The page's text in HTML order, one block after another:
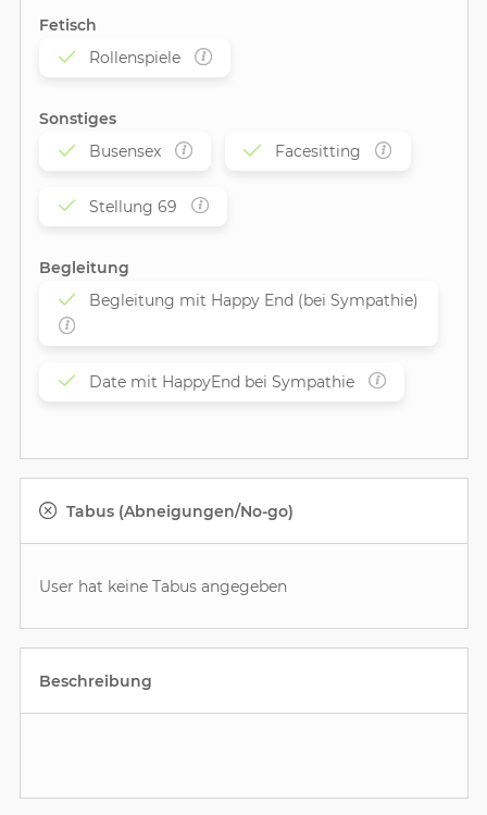
Fetisch
Rollenspiele
Sonstiges
Busensex
Facesitting
Stellung 69
Begleitung
Begleitung mit Happy End (bei Sympathie)
Date mit HappyEnd bei Sympathie
Tabus (Abneigungen/No-go)
User hat keine Tabus angegeben
Beschreibung